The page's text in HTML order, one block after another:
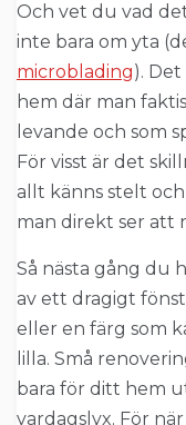
Och vet du vad
inte bara om yta
microblading).
hem där man
levande och som
För visst är det
allt känns stelt
man direkt ser att
Så nästa gång du
av ett dragigt
eller en färg som
lilla. Små
bara för ditt hem
vardagslyx. För